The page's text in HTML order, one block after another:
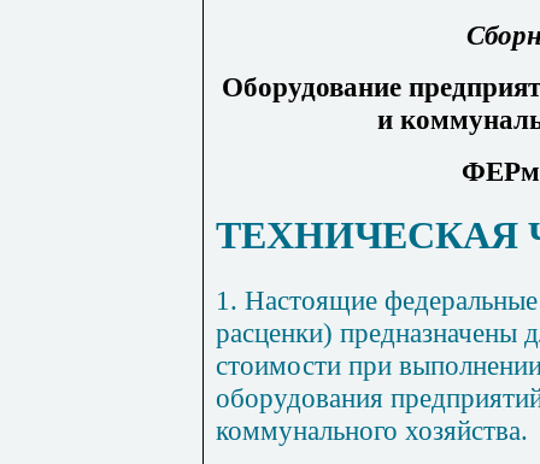
Оборудование
и
ТЕХНИЧЕСКАЯ
1 . Настоящие
расценки) предназначены
стоимости при
оборудования
коммунального хозяйства.